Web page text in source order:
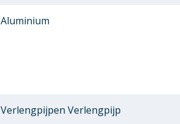
Aluminium
Verlengpijpen Verlengpijp